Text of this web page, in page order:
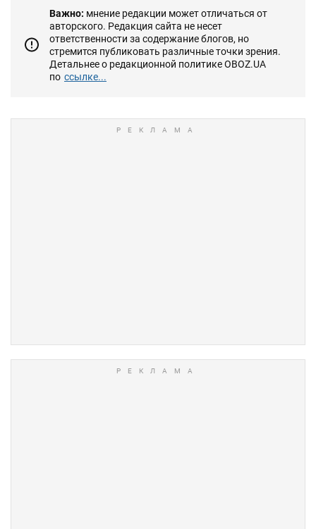
Важно: мнение редакции может отличаться от
авторского. Редакция сайта не несет
ответственности за содержание блогов, но
стремится публиковать различные точки зрения.
Детальнее о редакционной политике OBOZ.UA
по ссылке...